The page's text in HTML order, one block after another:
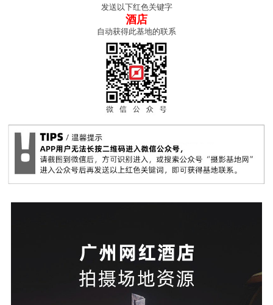
发送以下红色关键字
酒店
自动获得此基地的联系